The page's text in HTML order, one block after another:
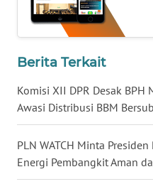
Berita Terkait
Komisi XII DPR Desak BPH
Awasi Distribusi BBM
PLN WATCH Minta
Energi Pembangkit Aman
WN
BABEL
SUMBAR
WN
SUMSEL
WN